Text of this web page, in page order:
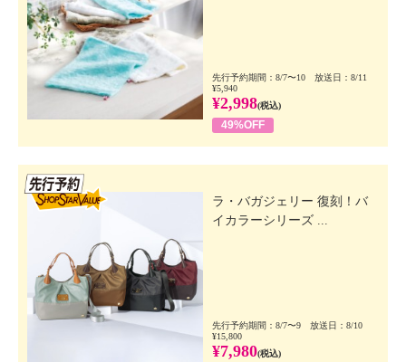
先行予約期間：8/7〜10 放送日：8/11
¥5,940
¥2,998(税込)
49%OFF
ラ・バガジェリー 復刻！バ
イカラーシリーズ ...
先行予約期間：8/7〜9 放送日：8/10
¥15,800
¥7,980(税込)